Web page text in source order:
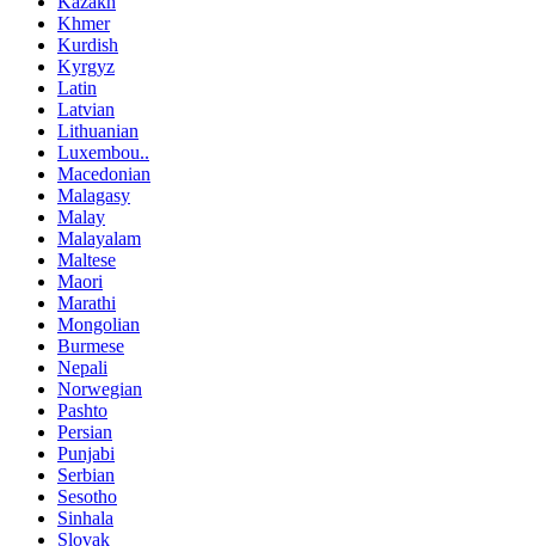
Khmer
Kurdish
Kyrgyz
Latin
Latvian
Lithuanian
Luxembou..
Macedonian
Malagasy
Malay
Malayalam
Maltese
Maori
Marathi
Mongolian
Burmese
Nepali
Norwegian
Pashto
Persian
Punjabi
Serbian
Sesotho
Sinhala
Slovak